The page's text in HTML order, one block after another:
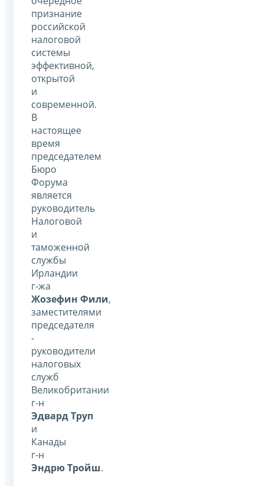
признание
российской
налоговой
системы
эффективной,
открытой
и
современной.
В
настоящее
время
председателем
Бюро
Форума
является
руководитель
Налоговой
и
таможенной
службы
Ирландии
г-жа
Жозефин Фили,
заместителями
председателя
-
руководители
налоговых
служб
Великобритании
г-н
Эдвард Труп
и
Канады
г-н
Эндрю Тройш.